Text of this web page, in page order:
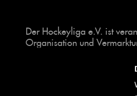
Der Hockeyliga e.V. ist
Organisation und
Halle. Insgesamt sind über
Dach der Hockeyliga
Herren als auch im Damen